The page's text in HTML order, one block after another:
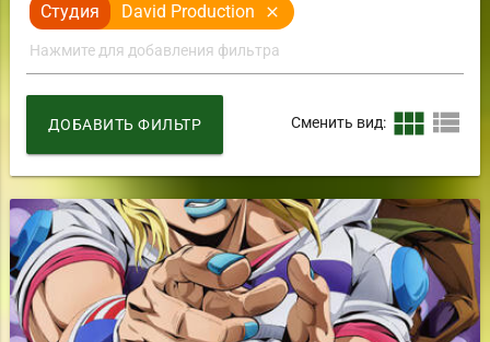
Студия David Production close
Сменить вид: view_module view_list
ДОБАВИТЬ ФИЛЬТР